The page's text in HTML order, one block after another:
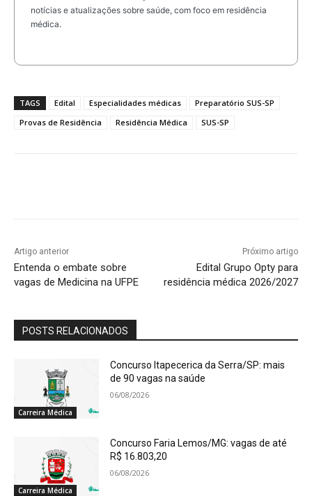
notícias e atualizações sobre saúde, com foco em residência
médica.
TAGS Edital Especialidades médicas
Preparatório SUS-SP
Provas de Residência
Residência Médica SUS-SP
Artigo anterior
Entenda o embate sobre
vagas de Medicina na UFPE
Próximo artigo
Edital Grupo Opty para
residência médica 2026/2027
POSTS RELACIONADOS
Carreira Médica
Concurso Itapecerica da Serra/SP: mais
de 90 vagas na saúde
06/08/2026
Carreira Médica
Concurso Faria Lemos/MG: vagas de até
R$ 16.803,20
06/08/2026